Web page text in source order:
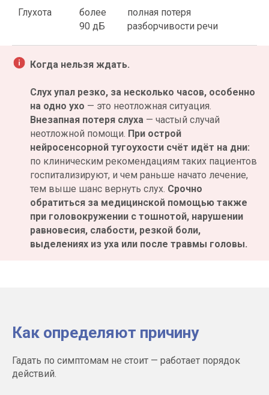
Глухота
более
90 дБ
полная потеря
разборчивости речи
Когда нельзя ждать.
Слух упал резко, за несколько часов, особенно
на одно ухо — это неотложная ситуация.
Внезапная потеря слуха — частый случай
неотложной помощи. При острой
нейросенсорной тугоухости счёт идёт на дни:
по клиническим рекомендациям таких пациентов
госпитализируют, и чем раньше начато лечение,
тем выше шанс вернуть слух. Срочно
обратиться за медицинской помощью также
при головокружении с тошнотой, нарушении
равновесия, слабости, резкой боли,
выделениях из уха или после травмы головы.
Как определяют причину
Гадать по симптомам не стоит — работает порядок
действий.
нейросенсорной тугоухости
слуховые аппараты компенсируют
потерю слуха и возвращают
разборчивость речи.
случаях, когда обычный слуховой
передают прямо на слуховой нерв,
минуя повреждённое среднее ухо, —
это возвращает потери слуха при
тяжёлой форме.
Восстановление слуха идёт тем легче,
чем раньше начато лечение:
слухового
анализатора это касается напрямую:
он быстрее заново настраивается
на звуки. Именно работа слухового
анализатора возвращает способность
слышать звуки чётко. Своевременная
медицинская помощь сохраняет качество
жизни, снижает риск изоляции
назначают по тем же принципам, что
и взрослому пациенту, но строго